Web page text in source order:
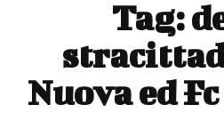
Tag:
Nuova ed